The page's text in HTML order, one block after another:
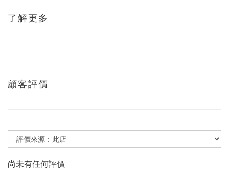
了解更多
顧客評價
尚未有任何評價